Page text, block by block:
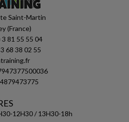
Saint-Martin
(France)
3 81 55 55 04
68 38 02 55
12H30 / 13H30-18h